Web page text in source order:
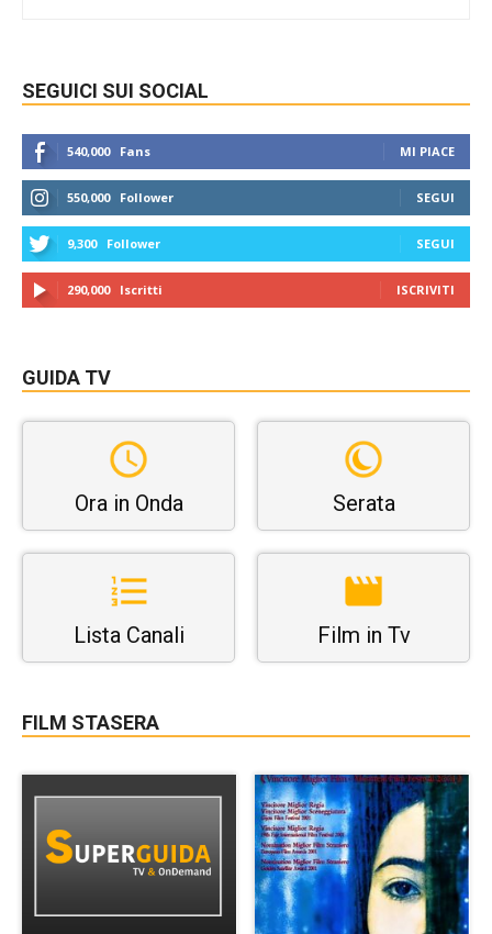
SEGUICI SUI SOCIAL
540,000 Fans MI PIACE
550,000 Follower SEGUI
9,300 Follower SEGUI
290,000 Iscritti ISCRIVITI
GUIDA TV
Ora in Onda Serata
Lista Canali Film in Tv
FILM STASERA